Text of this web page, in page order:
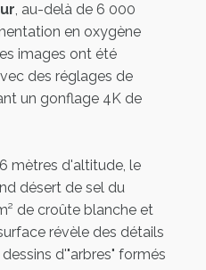
, au-delà de 6 000
en oxygène
images ont été
des réglages de
un gonflage 4K de
mètres d'altitude, le
désert de sel du
de croûte blanche et
révèle des détails
d'"arbres" formés